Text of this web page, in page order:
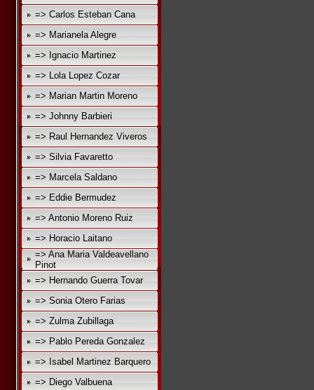
=> Carlos Esteban Cana
=> Marianela Alegre
=> Ignacio Martinez
=> Lola Lopez Cozar
=> Marian Martin Moreno
=> Johnny Barbieri
=> Raul Hernandez Viveros
=> Silvia Favaretto
=> Marcela Saldano
=> Eddie Bermudez
=> Antonio Moreno Ruiz
=> Horacio Laitano
=> Ana Maria Valdeavellano
Pinot
=> Hernando Guerra Tovar
=> Sonia Otero Farias
=> Zulma Zubillaga
=> Pablo Pereda Gonzalez
=> Isabel Martinez Barquero
=> Diego Valbuena